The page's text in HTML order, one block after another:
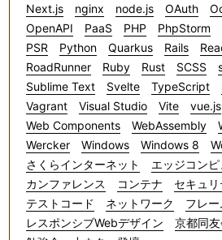
Next.js
nginx node.js OAuth
OpenAPI
PaaS PHP PhpStorm
PSR
Python Quarkus Rails
RoadRunner
Ruby Rust SCSS
Sublime Text
Svelte TypeScript
Vagrant
Visual Studio Vite vue.js
Web Components
WebAssembly
Wercker
Windows Windows 8
さくらインターネット
エッジコン
カンファレンス
コンテナ セキュリ
テストコード
ネットワーク
フレ
レスポンシブWebデザイン
京都同